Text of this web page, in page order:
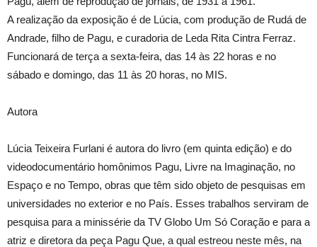
A realização da exposição é de Lúcia, com produção de Rudá de
Andrade, filho de Pagu, e curadoria de Leda Rita Cintra Ferraz.
Funcionará de terça a sexta-feira, das 14 às 22 horas e no
sábado e domingo, das 11 às 20 horas, no MIS.
Autora
Lúcia Teixeira Furlani é autora do livro (em quinta edição) e do
videodocumentário homônimos Pagu, Livre na Imaginação, no
Espaço e no Tempo, obras que têm sido objeto de pesquisas em
universidades no exterior e no País. Esses trabalhos serviram de
pesquisa para a minissérie da TV Globo Um Só Coração e para a
atriz e diretora da peça Pagu Que, a qual estreou neste mês, na